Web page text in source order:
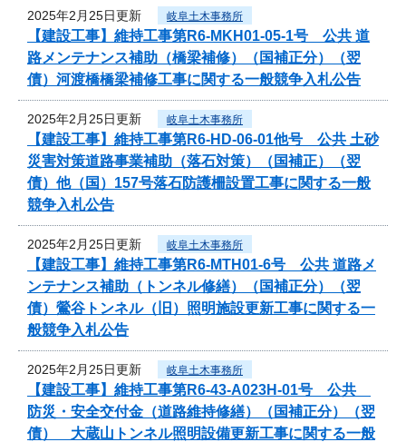
2025年2月25日更新 岐阜土木事務所
【建設工事】維持工事第R6-MKH01-05-1号 公共 道
路メンテナンス補助（橋梁補修）（国補正分）（翌
債）河渡橋橋梁補修工事に関する一般競争入札公告
2025年2月25日更新 岐阜土木事務所
【建設工事】維持工事第R6-HD-06-01他号 公共 土砂
災害対策道路事業補助（落石対策）（国補正）（翌
債）他（国）157号落石防護柵設置工事に関する一般
競争入札公告
2025年2月25日更新 岐阜土木事務所
【建設工事】維持工事第R6-MTH01-6号 公共 道路メ
ンテナンス補助（トンネル修繕）（国補正分）（翌
債）鶯谷トンネル（旧）照明施設更新工事に関する一
般競争入札公告
2025年2月25日更新 岐阜土木事務所
【建設工事】維持工事第R6-43-A023H-01号 公共
防災・安全交付金（道路維持修繕）（国補正分）（翌
債） 大蔵山トンネル照明設備更新工事に関する一般